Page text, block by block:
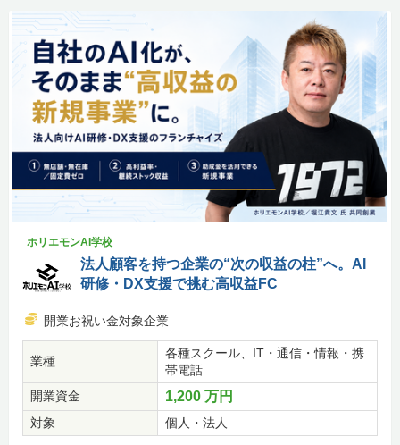
ホリエモンAI学校
法人顧客を持つ企業の“次の収益の柱”へ。AI
研修・DX支援で挑む高収益FC
開業お祝い金対象企業
業種
各種スクール、IT・通信・情報・携
帯電話
開業資金
1,200 万円
対象 個人・法人